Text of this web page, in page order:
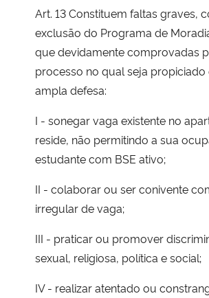
Art. 13 Constituem faltas graves,
exclusão do Programa de
que devidamente comprovadas
processo no qual seja
ampla defesa:
I - sonegar vaga existente no
reside, não permitindo a sua
estudante com BSE ativo;
II - colaborar ou ser conivente
irregular de vaga;
III - praticar ou promover
sexual, religiosa, política e social;
IV - realizar atentado ou